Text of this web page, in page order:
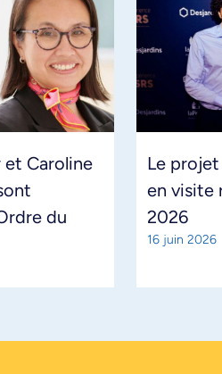
et Caroline
du
Le
en visite
2026
16 juin 2026